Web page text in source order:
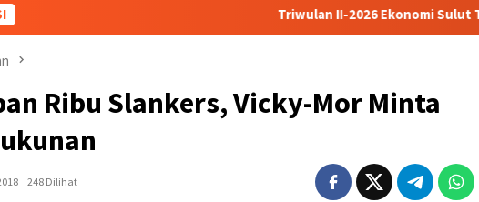
Triwulan II-2026 Ekonomi Sulut Tumbuh
Ribu Slankers, Vicky-Mor Minta
248 Dilihat